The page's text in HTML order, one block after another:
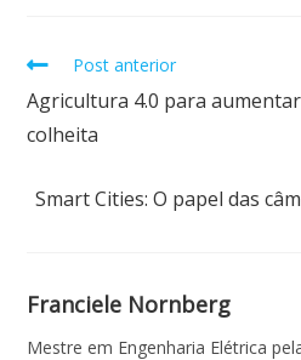
o
o
k
A
p
dI
n
Post anterior
Agricultura 4.0 para
colheita
Smart Cities: O papel das
Franciele Nornberg
Mestre em Engenharia Elétrica